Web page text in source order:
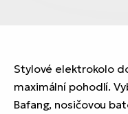
Stylové elektrokolo
maximální pohodlí.
Bafang, nosičovou